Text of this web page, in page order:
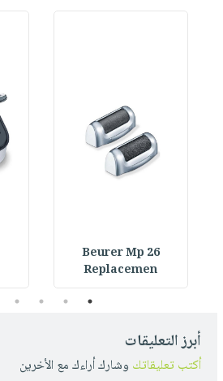
Beurer Mp 26
Replacemen
1
2
3
4
أبرز التعليقات
أكتب تعليقاتك وشارك أراءك مع الأخرين